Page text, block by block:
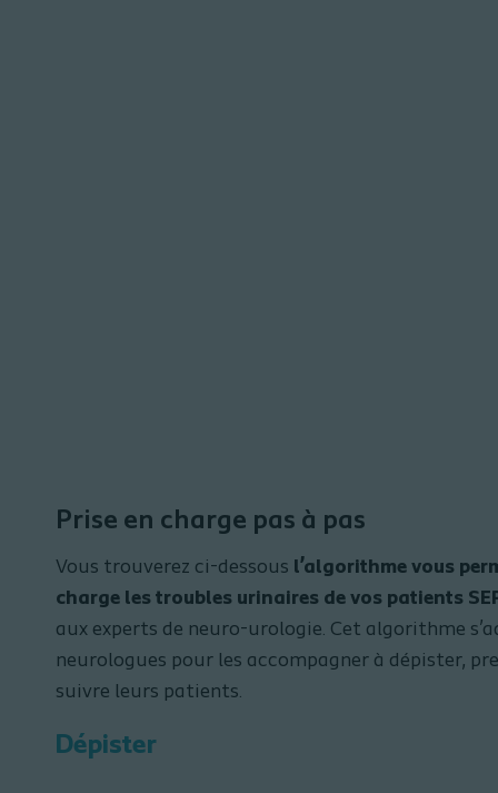
Prise en charge pas à pas
Vous trouverez ci-dessous l’algorithme vous
charge les troubles urinaires de vos patients
aux experts de neuro-urologie. Cet algorithme
neurologues pour les accompagner à dépister,
suivre leurs patients.
Dépister